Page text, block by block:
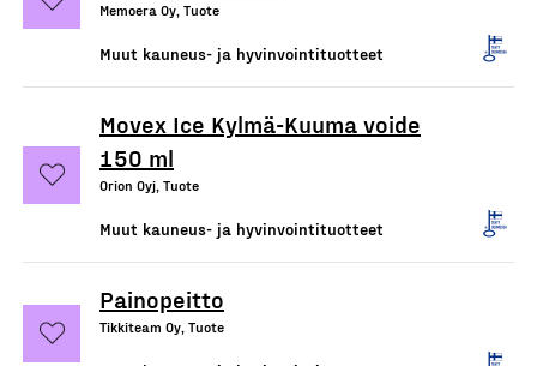
Memoera Oy, Tuote
Muut kauneus- ja hyvinvointituotteet
Movex Ice Kylmä-Kuuma voide
150 ml
Orion Oyj, Tuote
Muut kauneus- ja hyvinvointituotteet
Painopeitto
Tikkiteam Oy, Tuote